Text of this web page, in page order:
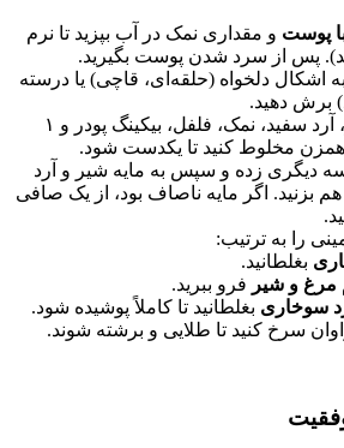
پوست و مقداری نمک در آب بپزید تا نرم
پس از سرد شدن پوست بگیرید.
اشکال دلخواه (حلقه‌ای، قاچی) یا درسته
برش دهید.
در یک کاسه، شیر، آرد سفید، نمک، فلفل، بیکینگ پودر و ۱
مخلوط کنید تا یکدست شود.
دیگری زده و سپس به مایه شیر و آرد
بزنید. اگر مایه ناصاف بود، از یک صافی
را به ترتیب:
بغلطانید.
مرغ و شیر فرو ببرید.
سوخاری بغلطانید تا کاملاً پوشیده شود.
سرخ کنید تا طلایی و برشته شوند.